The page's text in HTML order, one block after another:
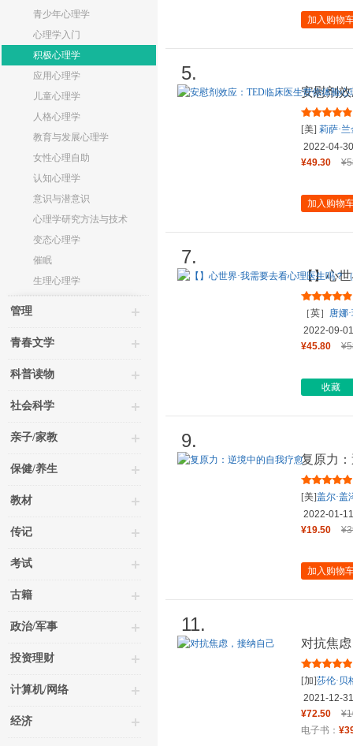
青少年心理学
心理学入门
积极心理学
应用心理学
儿童心理学
人格心理学
教育与发展心理学
女性心理自助
认知心理学
意识与潜意识
心理学研究方法与技术
变态心理学
催眠
生理心理学
管理
青春文学
科普读物
社会科学
亲子/家教
保健/养生
教材
传记
考试
古籍
政治/军事
投资理财
计算机/网络
经济
加入购物
5.
安慰剂
暗示的
[美] 莉萨·兰
2022-04-30
¥49.30
加入购物
7.
【】心
给需要
［英］ 唐娜
2022-09-01
¥45.80
收藏
9.
复原力
[美]盖尔·盖
2022-01-11
¥19.50
加入购物
11.
对抗焦
[加]莎伦·贝
2021-12-31
¥72.50
电子书：